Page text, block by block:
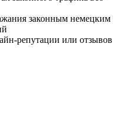
законным немецким
репутации или отзывов